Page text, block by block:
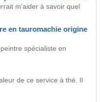
m'aider à savoir quel
en tauromachie origine
spécialiste en
de ce service à thé. Il